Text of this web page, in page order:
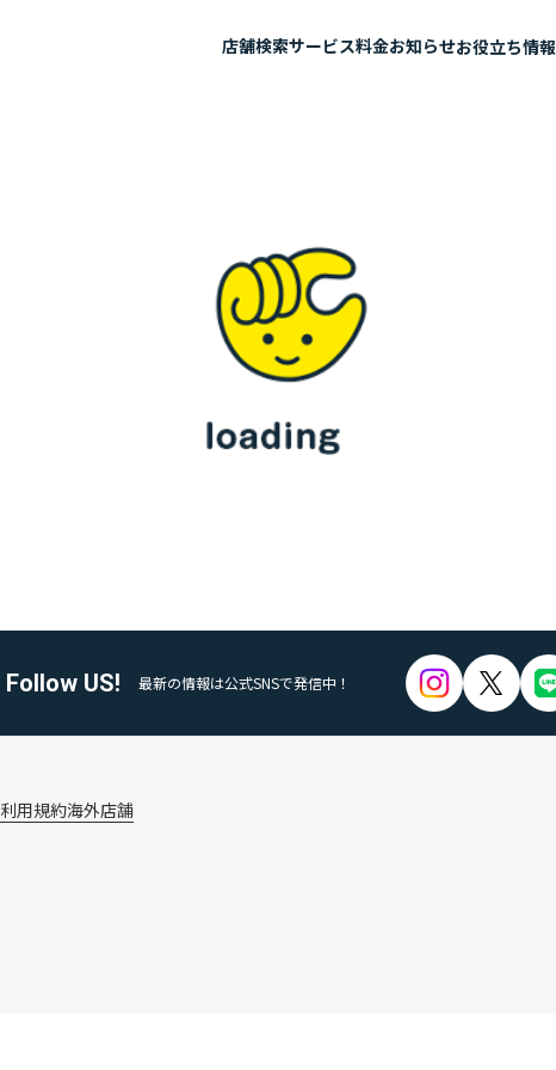
店舗検索サービス料金お知らせお役立ち情報
Follow US! 最新の情報は公式SNSで発信中！
利用規約海外店舗